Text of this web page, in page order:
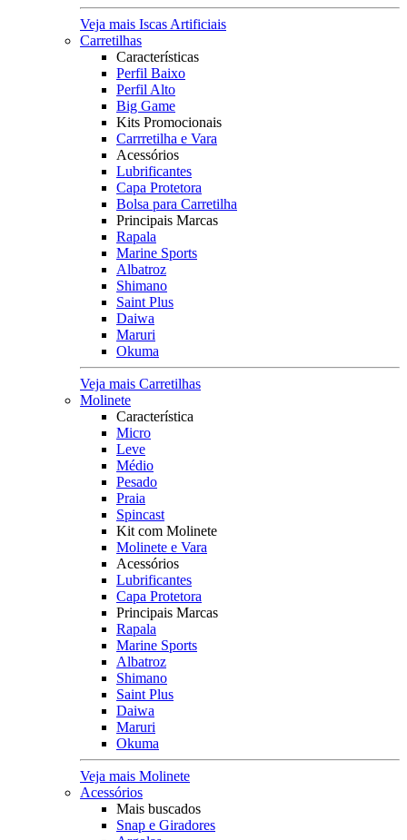
Veja mais Iscas Artificiais
Carretilhas
Características
Perfil Baixo
Perfil Alto
Big Game
Kits Promocionais
Carrretilha e Vara
Acessórios
Lubrificantes
Capa Protetora
Bolsa para Carretilha
Principais Marcas
Rapala
Marine Sports
Albatroz
Shimano
Saint Plus
Daiwa
Maruri
Okuma
Veja mais Carretilhas
Molinete
Característica
Micro
Leve
Médio
Pesado
Praia
Spincast
Kit com Molinete
Molinete e Vara
Acessórios
Lubrificantes
Capa Protetora
Principais Marcas
Rapala
Marine Sports
Albatroz
Shimano
Saint Plus
Daiwa
Maruri
Okuma
Veja mais Molinete
Acessórios
Mais buscados
Snap e Giradores